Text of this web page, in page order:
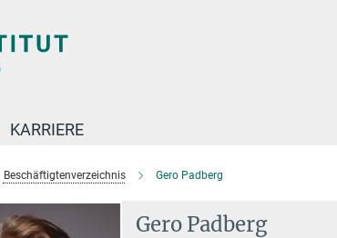
KARRIERE
Beschäftigtenverzeichnis Gero Padberg
Gero Padberg